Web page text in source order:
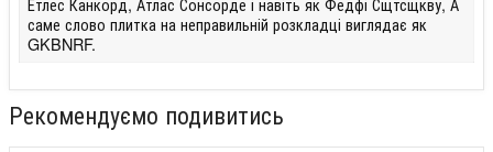
саме слово плитка на неправильній розкладці виглядає як
GKBNRF.
Рекомендуємо подивитись